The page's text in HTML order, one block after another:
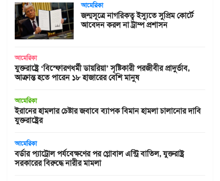
আমেরিকা
জন্মসূত্রে নাগরিকত্ব ইস্যুতে সুপ্রিম কোর্টে
আবেদন করল না ট্রাম্প প্রশাসন
আমেরিকা
যুক্তরাষ্ট্রে ‘বিস্ফোরণধর্মী ডায়রিয়া’ সৃষ্টিকারী পরজীবীর প্রাদুর্ভাব,
আক্রান্ত হতে পারেন ১৮ হাজারের বেশি মানুষ
আমেরিকা
ইরানের হামলার চেষ্টার জবাবে ব্যাপক বিমান হামলা চালানোর দাবি
যুক্তরাষ্ট্রের
আমেরিকা
বর্ডার প্যাট্রোল পর্যবেক্ষণের পর গ্লোবাল এন্ট্রি বাতিল, যুক্তরাষ্ট্র
সরকারের বিরুদ্ধে নারীর মামলা